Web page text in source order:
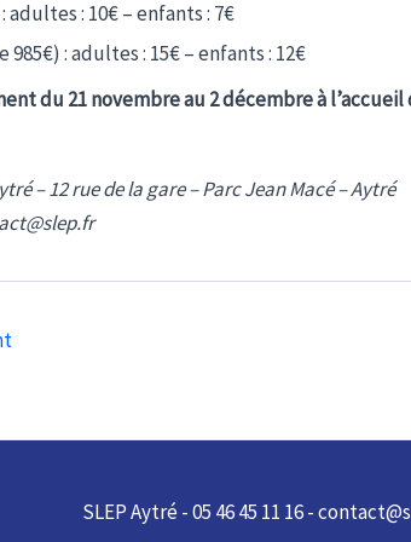
: adultes : 10€ – enfants : 7€
: adultes : 15€ – enfants : 12€
du 21 novembre au 2 décembre à l’accueil
– 12 rue de la gare – Parc Jean Macé – Aytré
SLEP Aytré - 05 46 45 11 16 -